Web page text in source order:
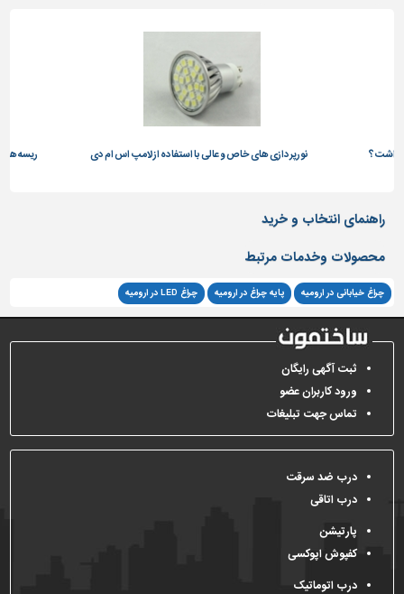
داشت؟ نورپردازی های خاص و عالی با استفاده از لامپ اس ام دی ریسه
راهنمای انتخاب و خرید
محصولات وخدمات مرتبط
چراغ خیابانی در ارومیه پایه چراغ در ارومیه چراغ LED در ارومیه
ثبت آگهی رایگان
ورود کاربران عضو
تماس جهت تبلیغات
درب ضد سرقت
درب اتاقی
پارتیشن
کفپوش اپوکسی
درب اتوماتیک